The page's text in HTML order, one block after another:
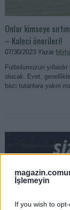
İşlemeyin
If you wish to
Onlar kimseye
– Kaleci önerileri!
07/30/2023 Yazar
Futbolumuzun
olucak. Evet,
bazı tutanlara yakın